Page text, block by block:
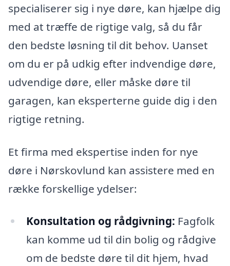
specialiserer sig i nye døre, kan hjælpe dig
med at træffe de rigtige valg, så du får
den bedste løsning til dit behov. Uanset
om du er på udkig efter indvendige døre,
udvendige døre, eller måske døre til
garagen, kan eksperterne guide dig i den
rigtige retning.
Et firma med ekspertise inden for nye
døre i Nørskovlund kan assistere med en
række forskellige ydelser:
Konsultation og rådgivning: Fagfolk
kan komme ud til din bolig og rådgive
om de bedste døre til dit hjem, hvad